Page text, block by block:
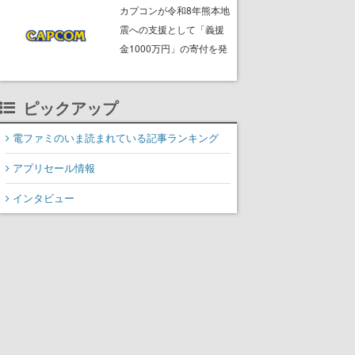
ームフリーク・大森滋氏
が開発秘話を語る動画が
ゲームフリーク公式
カプコンが令和8年熊本地
震への支援として「義援
金1000万円」の寄付を発
ピックアップ
電ファミのいま読まれている記事ランキング
アプリセール情報
インタビュー